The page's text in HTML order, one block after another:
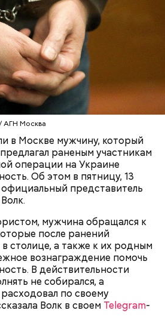
АГН Москва
в Москве мужчину, который
раненым участникам
операции на Украине
Об этом в пятницу, 13
представитель
мужчина обращался к
после ранений
столице, а также к их родным
вознаграждение помочь
В действительности
не собирался, а
по своему
Волк в своем Telegram-
семи лет лишения свободы.
вернулись обратно,
ухудшилось самочувствие
в больницу,
СК по Московской области
установить точную
Подозрения
юноши пали на Миссюру, но
к кончине их сына не
задержали, он
подсыпал в морс и утверждал,
в бутылкунекие